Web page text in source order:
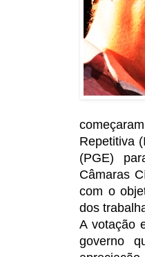
Repetitiva
(PGE)
Câmaras
com o
dos
A votação
governo